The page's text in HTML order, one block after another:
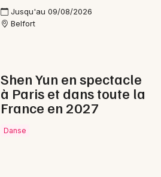
Jusqu'au 09/08/2026
Belfort
Shen Yun en spectacle
à Paris et dans toute la
France en 2027
Danse